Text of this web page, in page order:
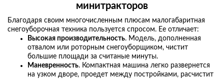
минитракторов
Благодаря своим многочисленным плюсам малогабаритная
снегоуборочная техника пользуется спросом. Ее отличает:
Высокая производительность. Модель, дополненная
отвалом или роторным снегоуборщиком, чистит
большие площади за считаные минуты.
Маневренность. Компактная машина легко развернется
на узком дворе, проедет между постройками, расчистит